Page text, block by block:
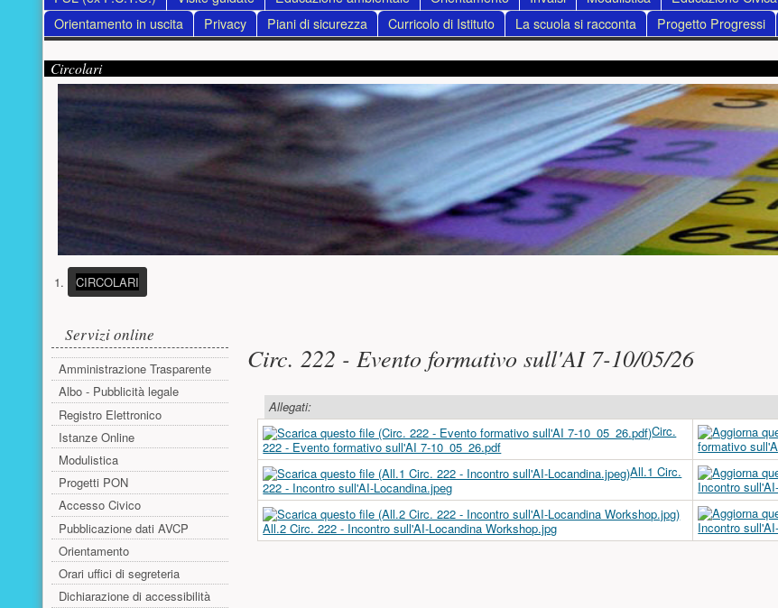
Orientamento in uscita
Privacy Piani di sicurezza Curricolo di Istituto La scuola si racconta Progetto Progressi
Contenuto supplementare (superiore)
Presentazione
Circolari
CIRCOLARI(PULSANTE PRESENTAZIONE)
Menu laterale
Servizi online
Amministrazione Trasparente
Albo - Pubblicità legale
Registro Elettronico
Istanze Online
Modulistica
Progetti PON
Accesso Civico
Pubblicazione dati AVCP
Orientamento
Orari uffici di segreteria
Dichiarazione di accessibilità
Circ. 222 - Evento formativo sull'AI 7-10/05/26
Allegati:
Circ.
222 - Evento formativo sull'AI 7-10_05_26.pdf
All.1 Circ.
222 - Incontro sull'AI-Locandina.jpeg
All.2 Circ. 222 - Incontro sull'AI-Locandina Workshop.jpg